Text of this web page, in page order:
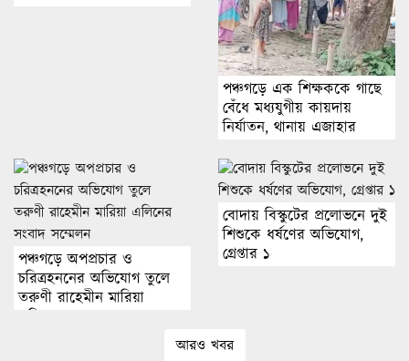
পঞ্চগড়ে এক শিক্ষককে গাছে
বেঁধে মধ্যযুগীয় কায়দায়
নির্যাতন, থানায় এজাহার
পঞ্চগড়ে অপপ্রচার ও
চরিত্রহননের অভিযোগ তুলে
তরুণী রাহেমীন মারিয়া
এলিনের সংবাদ সম্মেলন
বোদায় বিস্কুটের প্রলোভনে দুই
শিশুকে ধর্ষণের অভিযোগ,
গ্রেপ্তার ১
আরও খবর